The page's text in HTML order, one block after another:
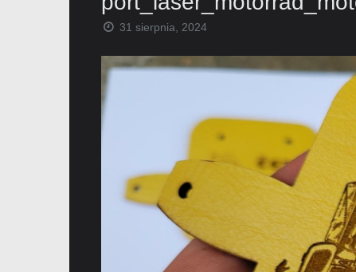
31 sierpnia, 2024